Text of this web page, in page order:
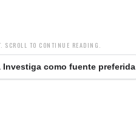
SCROLL TO CONTINUE READING.
Investiga como fuente preferida